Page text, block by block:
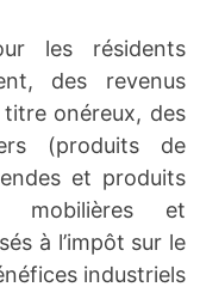
les résidents
des revenus
onéreux, des
(produits de
et produits
mobilières et
à l’impôt sur le
industriels